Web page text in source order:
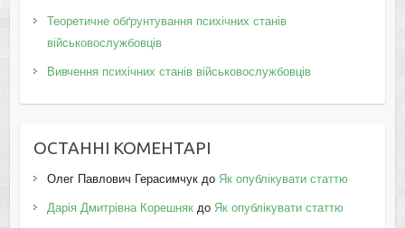
Теоретичне обґрунтування психічних станів
військовослужбовців
Вивчення психічних станів військовослужбовців
ОСТАННІ КОМЕНТАРІ
Олег Павлович Герасимчукдо Як опублікувати статтю
Дарія Дмитрівна Корешнякдо Як опублікувати статтю